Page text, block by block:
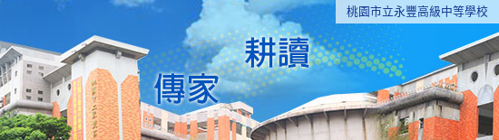
桃園市立永豐高級中等學校